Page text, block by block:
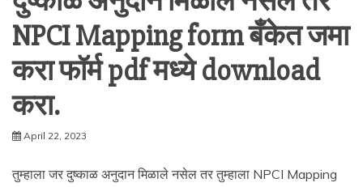
NPCI Mapping form बँकेत जमा
करा फॉर्म pdf मध्ये download
करा.
April 22, 2023
तुम्हाला जर दुष्काळ अनुदान मिळाले नसेल तर तुम्हाला NPCI Mapping